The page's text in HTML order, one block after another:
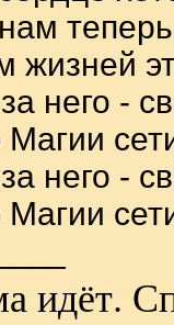
жизней
него -
него -
идёт.